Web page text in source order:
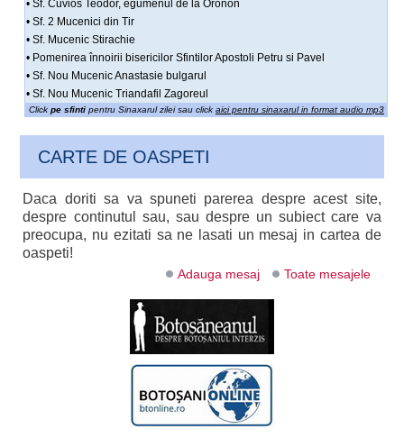
• Sf. Cuvios Teodor, egumenul de la Oronon
• Sf. 2 Mucenici din Tir
• Sf. Mucenic Stirachie
• Pomenirea înnoirii bisericilor Sfintilor Apostoli Petru si Pavel
• Sf. Nou Mucenic Anastasie bulgarul
• Sf. Nou Mucenic Triandafil Zagoreul
Click pe sfintipentru Sinaxarul zilei sau click aici pentru sinaxarul in format audio mp3
CARTE DE OASPETI
Daca doriti sa va spuneti parerea despre acest site,
despre continutul sau, sau despre un subiect care va
preocupa, nu ezitati sa ne lasati un mesaj in cartea de
oaspeti!
Adauga mesaj Toate mesajele